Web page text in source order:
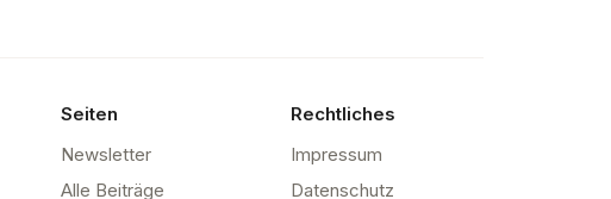
Seiten
Newsletter
Alle Beiträge
Rechtliches
Impressum
Datenschutz